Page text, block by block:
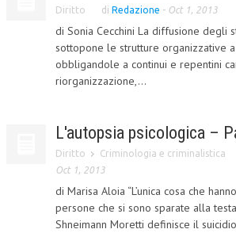
FISCO
DIRITTO TRIBUTARIO
FISCALITÀ INTERNAZIONALE
CRIMINOLOGIA TRIBUTARIA
TRANSFER PRICING
PRASSI
Diritto di Redazione - Oct 1, 2013
di Sonia Cecchini La diffusione degli
sottopone le strutture organizzative
obbligandole a continui e repentini
riorganizzazione,...
L'autopsia psicologica –
Diritto Criminologia e criminalistica
Oct 1, 2013
di Marisa Aloia “L’unica cosa che
persone che si sono sparate alla
Shneimann Moretti definisce il